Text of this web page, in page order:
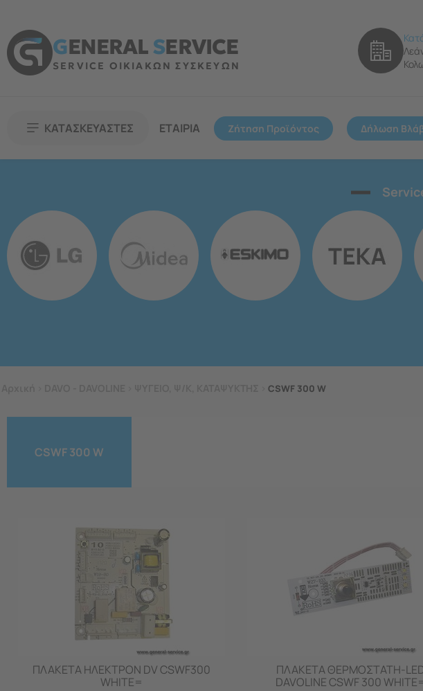
GENERALSERVICE
SERVICE ΟΙΚΙΑΚΩΝ ΣΥΣΚΕΥΩΝ
ΚΑΤΑΣΚΕΥΑΣΤΕΣ ΕΤΑΙΡΙΑ Ζήτηση Προϊόντος Δήλωση
CSWF 300 W
CSWF 300 W
ΠΛΑΚΕΤΑ ΗΛΕΚΤΡΟΝ DV CSWF300
WHITE=
ΠΛΑΚΕΤΑ ΘΕΡΜΟΣΤΑΤΗ-
DAVOLINE CSWF 300